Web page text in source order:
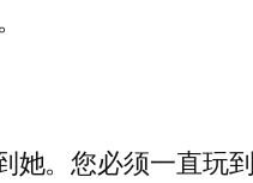
。您必须一直玩